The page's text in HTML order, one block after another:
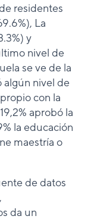
residentes
La
y
nivel de
se ve de la
algún nivel de
con la
aprobó la
la educación
maestría o
de datos
da un